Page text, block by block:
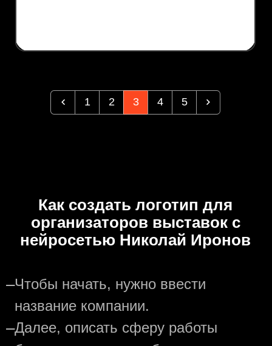
1 2 3 4 5
Как создать логотип для
организаторов выставок с
нейросетью Николай Иронов
—Чтобы начать, нужно ввести
название компании.
—Далее, описать сферу работы